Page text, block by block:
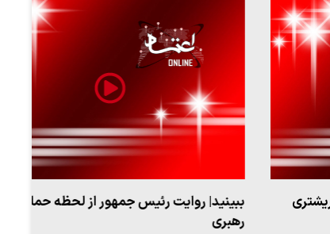
ببینید| روایت رئیس جمهور از لحظه حمله به بیت